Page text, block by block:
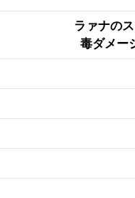
ラァナの
毒ダメー